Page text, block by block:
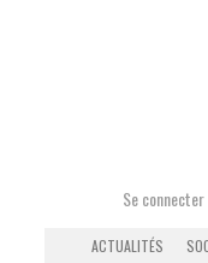
Se connecter
ACTUALITÉS